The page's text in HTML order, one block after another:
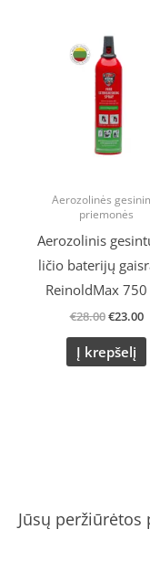
Jūsų peržiūrėtos
Aerozolinės
priemonės
Aerozolinis
ličio baterijų
ReinoldMax
€28.00
was:
€28.00.
€23.00
Į krepšelį